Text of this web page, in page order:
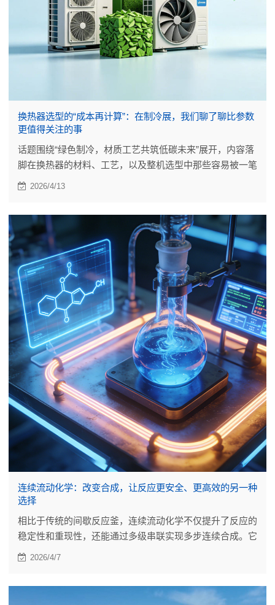
换热器选型的“成本再计算”：在制冷展，我们聊了聊比参数
更值得关注的事
话题围绕“绿色制冷，材质工艺共筑低碳未来”展开，内容落
脚在换热器的材料、工艺，以及整机选型中那些容易被一笔
带过的细节。
2026/4/13
连续流动化学：改变合成，让反应更安全、更高效的另一种
选择
相比于传统的间歇反应釜，连续流动化学不仅提升了反应的
稳定性和重现性，还能通过多级串联实现多步连续合成。它
减少了人工干预，也让一些传统工艺难以实现的化学路径成
2026/4/7